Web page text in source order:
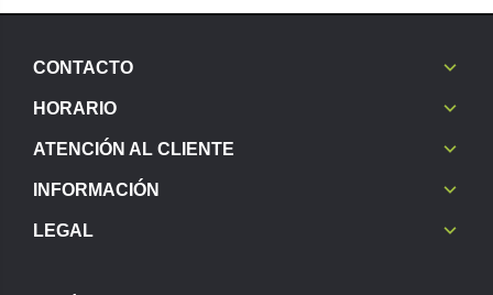
CONTACTO
HORARIO
ATENCIÓN AL CLIENTE
INFORMACIÓN
LEGAL